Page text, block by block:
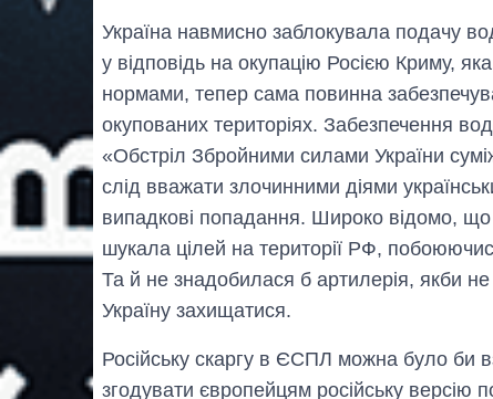
Україна навмисно заблокувала подачу
у відповідь на окупацію Росією Криму,
нормами, тепер сама повинна
окупованих територіях. Забезпечення
«Обстріл Збройними силами України
слід вважати злочинними діями
випадкові попадання. Широко відомо, що
шукала цілей на території РФ,
Та й не знадобилася б артилерія, якби
Україну захищатися.
Російську скаргу в ЄСПЛ можна було би
згодувати європейцям російську версію